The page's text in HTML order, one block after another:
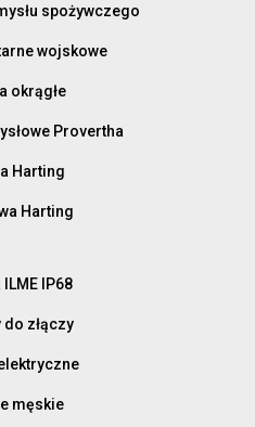
spożywczego
wojskowe
okrągłe
Provertha
Harting
Harting
ILME IP68
do złączy
męskie